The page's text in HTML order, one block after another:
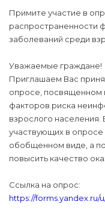
Примите участие в
распространенности
заболеваний среди
Уважаемые граждане!
Приглашаем Вас
опросе, посвященном
факторов риска
взрослого населения.
участвующих в опросе
обобщенном виде, а
повысить качество
Ссылка на опрос:
https://forms.yandex.ru/